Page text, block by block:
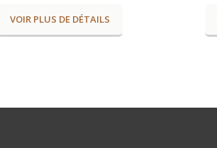
VOIR PLUS DE DÉTAILS